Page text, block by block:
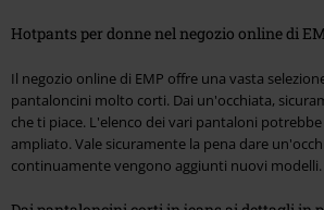
Hotpants per donne nel negozio online di
Il negozio online di EMP offre una vasta
pantaloncini molto corti. Dai un'occhiata,
che ti piace. L'elenco dei vari pantaloni
ampliato. Vale sicuramente la pena dare
continuamente vengono aggiunti nuovi modelli.